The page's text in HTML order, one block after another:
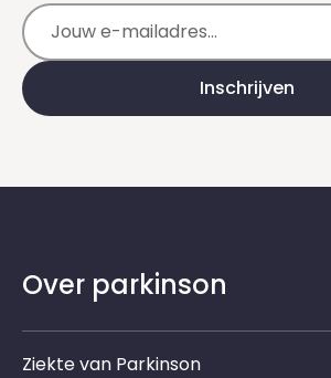
E-mailadres
Inschrijven
Over parkinson
Ziekte van Parkinson